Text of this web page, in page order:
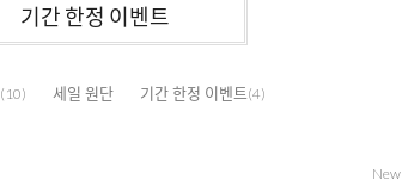
기간 한정 이벤트
(10) 세일 원단 기간 한정 이벤트(4)
New